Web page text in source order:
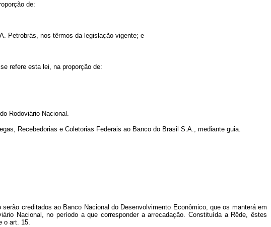
de:
Petrobrás, nos têrmos da legislação vigente; e
refere esta lei, na proporção de:
Rodoviário Nacional.
Recebedorias e Coletorias Federais ao Banco do Brasil S.A., mediante guia.
creditados ao Banco Nacional do Desenvolvimento Econômico, que os manterá em
Nacional, no período a que corresponder a arrecadação. Constituída a Rêde, êstes
o art. 15.